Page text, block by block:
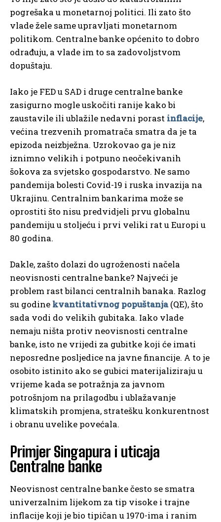
pogrešaka u monetarnoj politici. Ili zato što
vlade žele same upravljati monetarnom
politikom. Centralne banke općenito to dobro
odrađuju, a vlade im to sa zadovoljstvom
dopuštaju.
Iako je FED u SAD i druge centralne banke
zasigurno mogle uskočiti ranije kako bi
zaustavile ili ublažile nedavni porast inflacije,
većina trezvenih promatrača smatra da je ta
epizoda neizbježna. Uzrokovao ga je niz
iznimno velikih i potpuno neočekivanih
šokova za svjetsko gospodarstvo. Ne samo
pandemija bolesti Covid-19 i ruska invazija na
Ukrajinu. Centralnim bankarima može se
oprostiti što nisu predvidjeli prvu globalnu
pandemiju u stoljeću i prvi veliki rat u Europi u
80 godina.
Dakle, zašto dolazi do ugroženosti načela
neovisnosti centralne banke? Najveći je
problem rast bilanci centralnih banaka. Razlog
su godine kvantitativnog popuštanja(QE), što
sada vodi do velikih gubitaka. Iako vlade
nemaju ništa protiv neovisnosti centralne
banke, isto ne vrijedi za gubitke koji će imati
neposredne posljedice na javne financije. A to je
osobito istinito ako se gubici materijaliziraju u
vrijeme kada se potražnja za javnom
potrošnjom na prilagodbu i ublažavanje
klimatskih promjena, stratešku konkurentnost
i obranu uvelike povećala.
Primjer Singapura i uticaja
Centralne banke
Neovisnost centralne banke često se smatra
univerzalnim lijekom za tip visoke i trajne
inflacije koji je bio tipičan u 1970-ima i ranim